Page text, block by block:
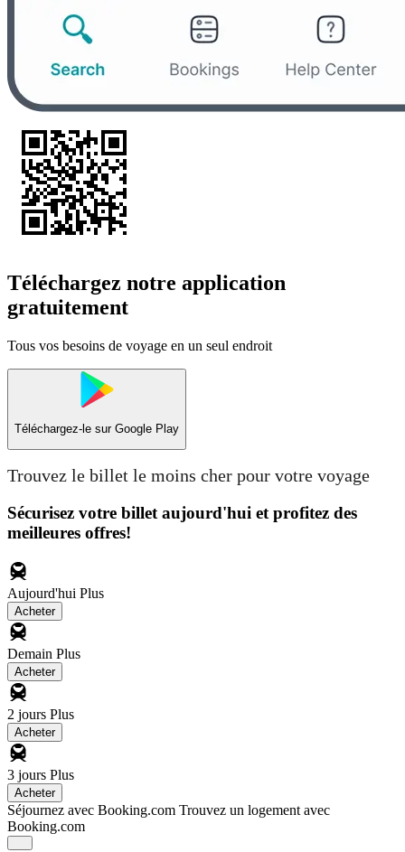
Téléchargez notre application
gratuitement
Tous vos besoins de voyage en un seul endroit
Téléchargez-le sur Google Play
Trouvez le billet le moins cher pour votre voyage
Sécurisez votre billet aujourd'hui et profitez des
meilleures offres!
Aujourd'hui Plus
Acheter
Demain Plus
Acheter
2 jours Plus
Acheter
3 jours Plus
Acheter
Séjournez avec Booking.com Trouvez un logement avec
Booking.com